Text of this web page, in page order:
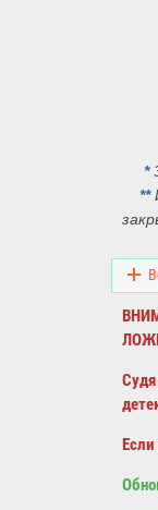
*
**
Если